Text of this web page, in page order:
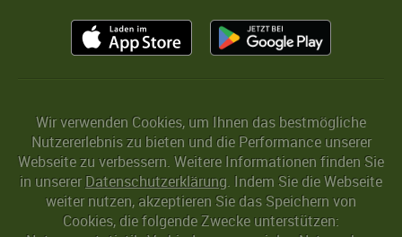
Wir verwenden Cookies, um Ihnen das bestmögliche
Nutzererlebnis zu bieten und die Performance unserer
Webseite zu verbessern. Weitere Informationen finden Sie
in unserer Datenschutzerklärung. Indem Sie die Webseite
weiter nutzen, akzeptieren Sie das Speichern von
Cookies, die folgende Zwecke unterstützen: